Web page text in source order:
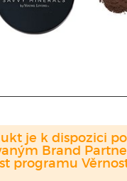
je k dispozici
Brand
programu